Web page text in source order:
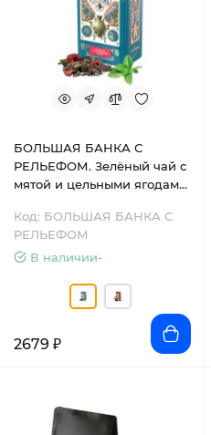
БОЛЬШАЯ БАНКА С
РЕЛЬЕФОМ. Зелёный чай с
мятой и цельными ягодами
Код: БОЛЬШАЯ БАНКА С
РЕЛЬЕФОМ
В наличии-
2679 ₽